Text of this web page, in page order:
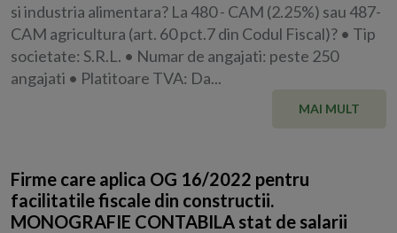
si industria alimentara? La 480 - CAM (2.25%) sau 487-
CAM agricultura (art. 60 pct.7 din Codul Fiscal)? • Tip
societate: S.R.L. • Numar de angajati: peste 250
angajati • Platitoare TVA: Da...
MAI MULT
Firme care aplica OG 16/2022 pentru
facilitatile fiscale din constructii.
MONOGRAFIE CONTABILA stat de salarii